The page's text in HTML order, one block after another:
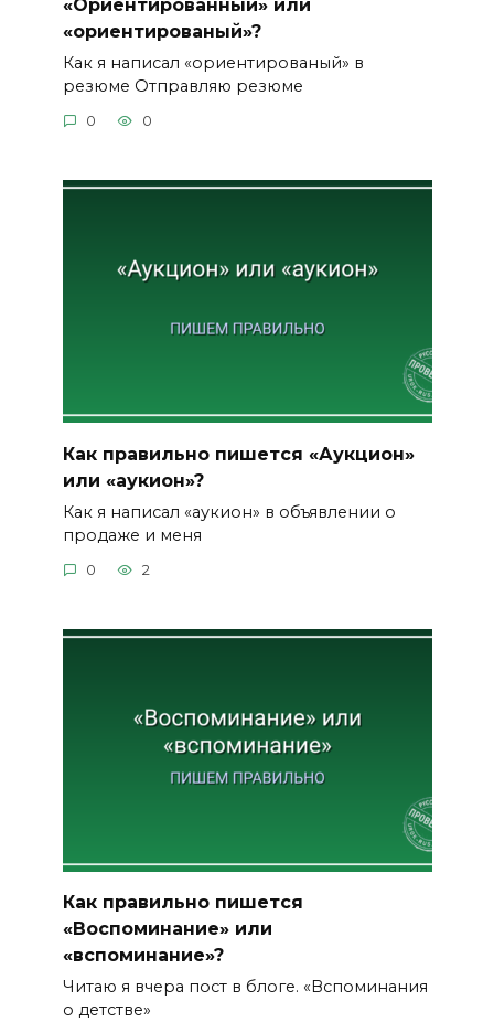
«Ориентированный» или
«ориентированый»?
Как я написал «ориентированый» в
резюме Отправляю резюме
0 0
Как правильно пишется «Аукцион»
или «аукион»?
Как я написал «аукион» в объявлении о
продаже и меня
0 2
Как правильно пишется
«Воспоминание» или
«вспоминание»?
Читаю я вчера пост в блоге. «Вспоминания
о детстве»